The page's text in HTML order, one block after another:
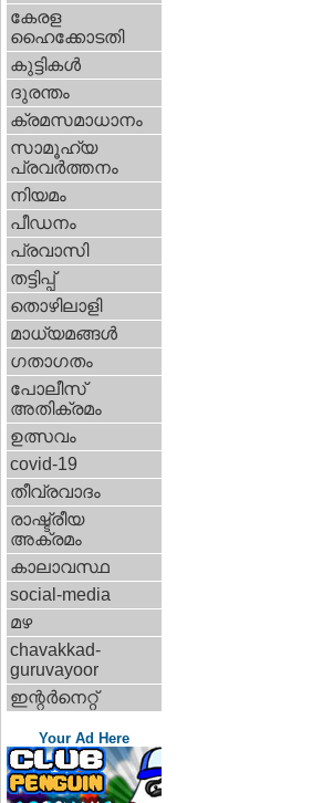
കേരള
ഹൈക്കോടതി
കുട്ടികള്‍
ദുരന്തം
ക്രമസമാധാനം
സാമൂഹ്യ
പ്രവര്‍ത്തനം
നിയമം
പീഡനം
പ്രവാസി
തട്ടിപ്പ്‌
തൊഴിലാളി
മാധ്യമങ്ങള്‍
ഗതാഗതം
പോലീസ്‌
അതിക്രമം
ഉത്സവം
covid-19
തീവ്രവാദം
രാഷ്ട്രീയ
അക്രമം
കാലാവസ്ഥ
social-media
മഴ
chavakkad-
guruvayoor
ഇന്റര്‍നെറ്റ്‌
Your Ad Here